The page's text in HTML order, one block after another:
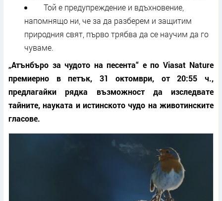
Той е предупреждение и вдъхновение,
напомнящо ни, че за да разберем и защитим
природния свят, първо трябва да се научим да го
чуваме.
„Атънбъро за чудото на песента“ е по Viasat Nature
премиерно в петък, 31 октомври, от 20:55 ч.,
предлагайки рядка възможност да изследвате
тайните, науката и истинското чудо на животинските
гласове.